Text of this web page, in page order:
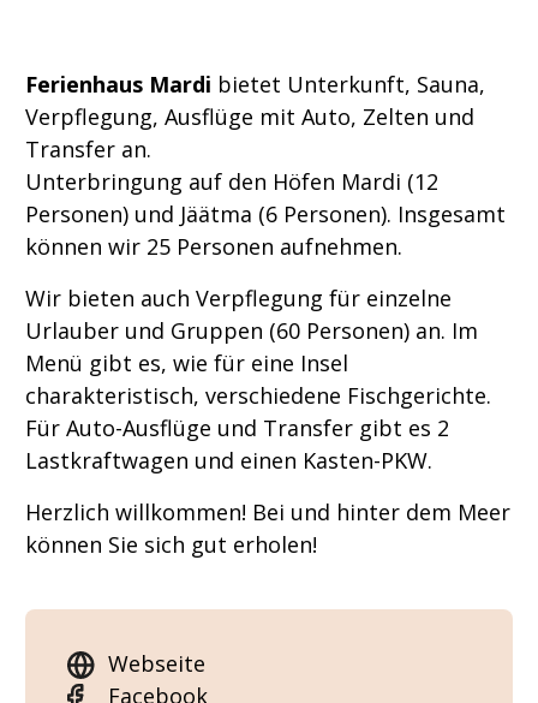
Ferienhaus Mardi bietet Unterkunft, Sauna,
Verpflegung, Ausflüge mit Auto, Zelten und
Transfer an.
Unterbringung auf den Höfen Mardi (12
Personen) und Jäätma (6 Personen). Insgesamt
können wir 25 Personen aufnehmen.
Wir bieten auch Verpflegung für einzelne
Urlauber und Gruppen (60 Personen) an. Im
Menü gibt es, wie für eine Insel
charakteristisch, verschiedene Fischgerichte.
Für Auto-Ausflüge und Transfer gibt es 2
Lastkraftwagen und einen Kasten-PKW.
Herzlich willkommen! Bei und hinter dem Meer
können Sie sich gut erholen!
Webseite
Facebook